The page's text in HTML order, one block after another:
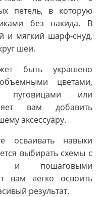
петель, в которую
без накида. В
и мягкий шарф-снуд,
шеи.
быть украшено
цветами,
пуговицами или
вам добавить
аксессуару.
осваивать навыки
выбирать схемы с
и пошаговыми
вам легко освоить
результат.